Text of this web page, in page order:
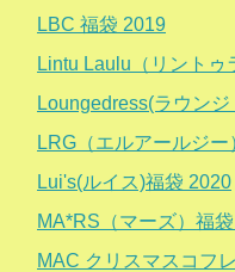
LBC 福袋 2019
Lintu Laulu（リントゥ
Loungedress(ラウン
LRG（エルアールジ
Lui's(ルイス)福袋 2020
MA*RS（マーズ）福
MAC クリスマスコフレ